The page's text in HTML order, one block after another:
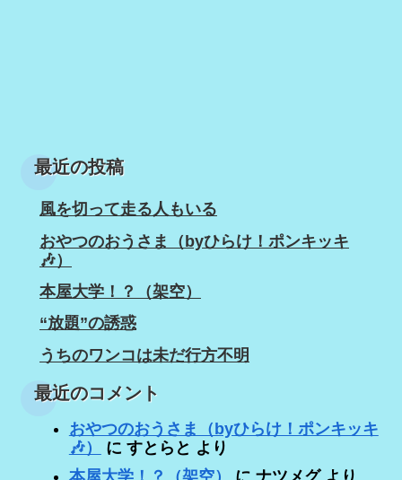
最近の投稿
風を切って走る人もいる
おやつのおうさま（byひらけ！ポンキッキ
🎶）
本屋大学！？（架空）
“放題”の誘惑
うちのワンコは未だ行方不明
最近のコメント
おやつのおうさま（byひらけ！ポンキッキ
🎶）
に すとらと より
本屋大学！？（架空）
に ナツメグより